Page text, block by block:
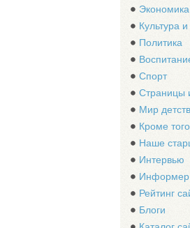
Экономика
Культура и
Политика
Спорт
Страницы
Мир
Кроме того
Наше
Интервью
Информер
Рейтинг
Блоги